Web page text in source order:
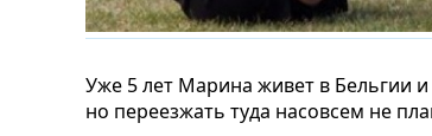
Уже 5 лет Марина живет в Бельгии
но переезжать туда насовсем не